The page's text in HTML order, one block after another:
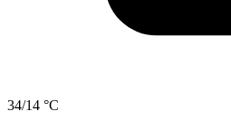
34/14 °C